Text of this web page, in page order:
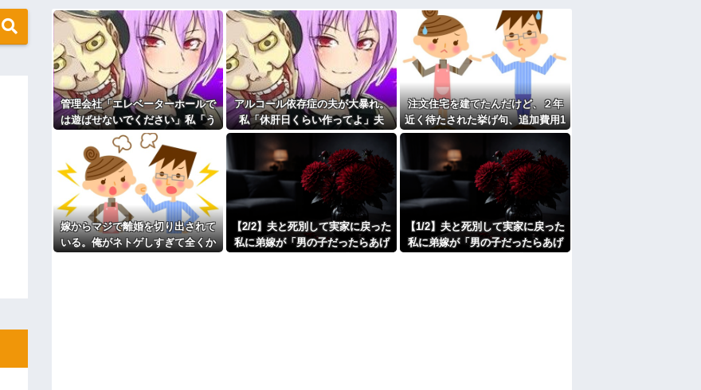
き取らなきゃいけないんだ...
車停めてたんだけど、中庭の
手捕まえ「芝生を弁償して...
名ｗｗｗｗｗｗｗｗ
んなで神社行きます」←これ
ら不愉快になる。この責任を
」←海外でも流行りだした結果
のドレスがこちらです←コレは
ｗｗｗｗｗｗｗｗｗｗｗｗｗ
アがヤバすぎるｗｗｗｗｗｗ
キチママ『そこに金庫があっ
出てけ！二度と来るな！」結
この動画、すげえええええｗ
制限速度で走った結果
彼氏「そのかわり俺もお前の親と一切関わらない。結婚の挨拶にも行かない」
私「えっ」
盆正月に夫の実家に長時間滞在しなきゃいけないのが苦痛。私「貴方は私の
実家を早々に退散する。私もそうしていいはず」夫「それは男だから許される
こと。女は許されない」
同窓会で実験、「俺が青年実業家だったら女の子はどういう反応をするか」
うちの猫、ほとんど鳴かないんだよな。 ○か月に一回くらいかな【再】
【切実】夫に無理と言われた私の7年の無視生活、その理由がコレｗｗｗ
【徹底議論】近代日本史で最も取り返しのつかなかった失敗って何？
44歳無職です。精神科に通院中で生活保護を受けてます。妻に酷いことばか
りしたので離婚されそうです。「働くから」「心を入れ替えるから」と言って
も信じてもらえません。助けて
先生から電話があったんだけど、「～とか～」「～とか考えて～」と何度も
言ってたのが耳に残ってしまった
主な税金の成り立ちを調べてみたよ
管理会社「エレベーターホールで
は遊ばせないでください」私「う
ちの子じゃないんですけど…」→
まさかの展開になり…
アルコール依存症の夫が大暴れ。
私「休肝日くらい作ってよ」夫
「必要ない！」→大暴れする夫を
見たウトメに真実を話した結果…
注文住宅を建てたんだけど、２年
近く待たされた挙げ句、追加費用1
400万請求された。流石におかしい
よね？
嫁からマジで離婚を切り出されて
いる。俺がネトゲしすぎて全くか
【2/2】夫と死別して実家に戻った
私に弟嫁が「男の子だったらあげ
【1/2】夫と死別して実家に戻った
私に弟嫁が「男の子だったらあげ